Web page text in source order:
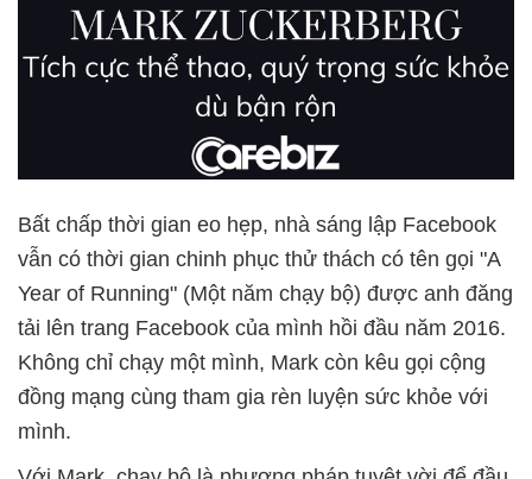
Bất chấp thời gian eo hẹp, nhà sáng lập Facebook
vẫn có thời gian chinh phục thử thách có tên gọi "A
Year of Running" (Một năm chạy bộ) được anh đăng
tải lên trang Facebook của mình hồi đầu năm 2016.
Không chỉ chạy một mình, Mark còn kêu gọi cộng
đồng mạng cùng tham gia rèn luyện sức khỏe với
mình.